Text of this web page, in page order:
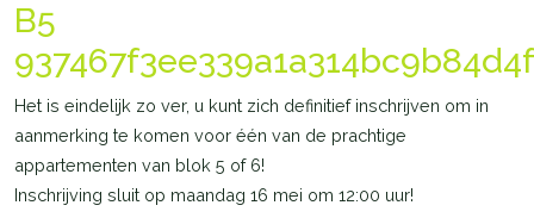
B5
Het is eindelijk zo ver, u kunt zich definitief inschrijven om in
aanmerking te komen voor één van de prachtige
appartementen van blok 5 of 6!
Inschrijving sluit op maandag 16 mei om 12:00 uur!